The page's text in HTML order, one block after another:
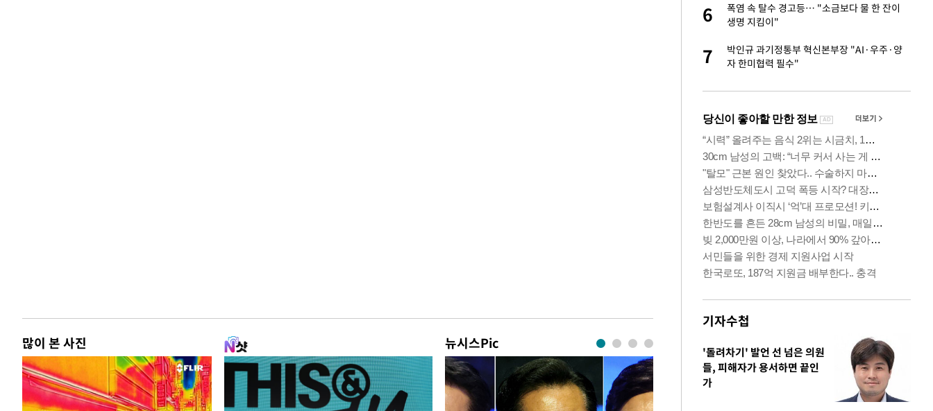
많이 본 사진 뉴시스Pic
6
폭염 속 탈수 경고등… "소금보다 물 한 잔이
생명 지킴이"
7
박인규 과기정통부 혁신본부장 "AI·우주·양
자 한미협력 필수"
기자수첩
'돌려차기' 발언 선 넘은 의원
들, 피해자가 용서하면 끝인
가